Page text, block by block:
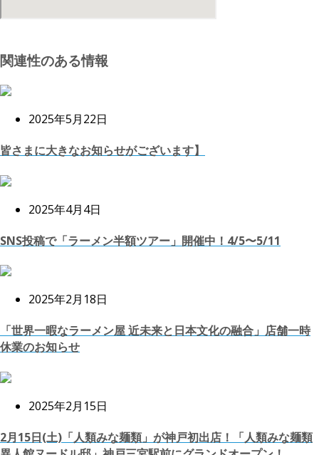
関連性のある情報
2025年5月22日
皆さまに大きなお知らせがございます】
2025年4月4日
SNS投稿で「ラーメン半額ツアー」開催中！4/5〜5/11
2025年2月18日
「世界一暇なラーメン屋 近未来と日本文化の融合」店舗一時
休業のお知らせ
2025年2月15日
2月15日(土)「人類みな麺類」が神戸初出店！「人類みな麺類